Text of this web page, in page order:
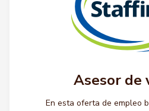
Asesor de
En esta oferta de empleo